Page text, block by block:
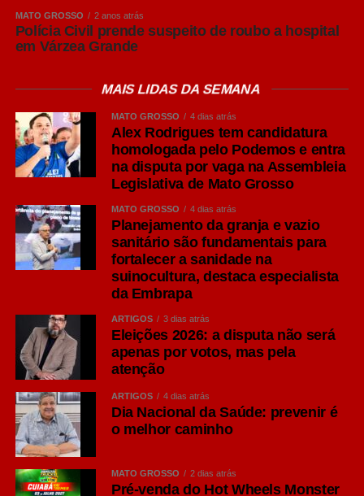
apresentar maior percepção do sabor do malte, corpo
equilibrado e aromas mais evidentes.
massas e queijos leves.
IPA: personalidade marcada pelo lúpulo
Um dos estilos que mais cresceram em popularidade nos
últimos anos é a India Pale Ale (IPA), pertencente à
família Ale. Segundo O Guia Oxford da Cerveja, de
Garrett Oliver, ela surgiu por problemas logísticos no
século 19. Os colonizadores britânicos tinham as
cervejas estragadas ao longo de suas viagens à Índia,
então encontraram a solução de colocar uma
natural e dá mais amargor, e de álcool, para que a bebida
suportasse as longas viagens marítimas sem perder
qualidade.
Seu diferencial está na maior presença do lúpulo,
ingrediente responsável por aromas cítricos, florais e
frutados, além de um amargor mais pronunciado quando
MATO GROSSO 2 anos atrás
Polícia Civil prende suspeito de roubo a hospital
em Várzea Grande
MAIS LIDAS DA SEMANA
MATO GROSSO 4 dias atrás
Alex Rodrigues tem candidatura
homologada pelo Podemos e entra
na disputa por vaga na Assembleia
Legislativa de Mato Grosso
MATO GROSSO 4 dias atrás
Planejamento da granja e vazio
sanitário são fundamentais para
fortalecer a sanidade na
suinocultura, destaca especialista
da Embrapa
ARTIGOS 3 dias atrás
Eleições 2026: a disputa não será
apenas por votos, mas pela
atenção
ARTIGOS 4 dias atrás
Dia Nacional da Saúde: prevenir é
o melhor caminho
MATO GROSSO 2 dias atrás
Pré-venda do Hot Wheels Monster